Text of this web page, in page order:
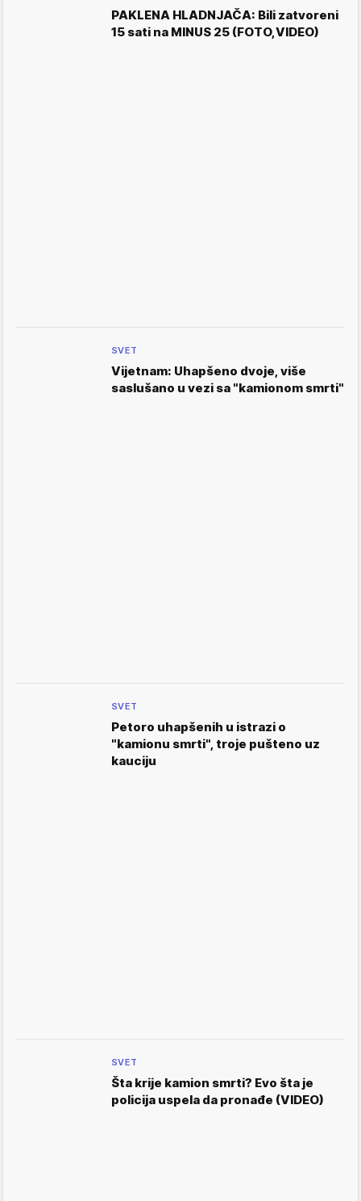
PAKLENA HLADNJAČA: Bili zatvoreni
15 sati na MINUS 25 (FOTO,VIDEO)
SVET
Vijetnam: Uhapšeno dvoje, više
saslušano u vezi sa "kamionom smrti"
SVET
Petoro uhapšenih u istrazi o
"kamionu smrti", troje pušteno uz
kauciju
SVET
Šta krije kamion smrti? Evo šta je
policija uspela da pronađe (VIDEO)